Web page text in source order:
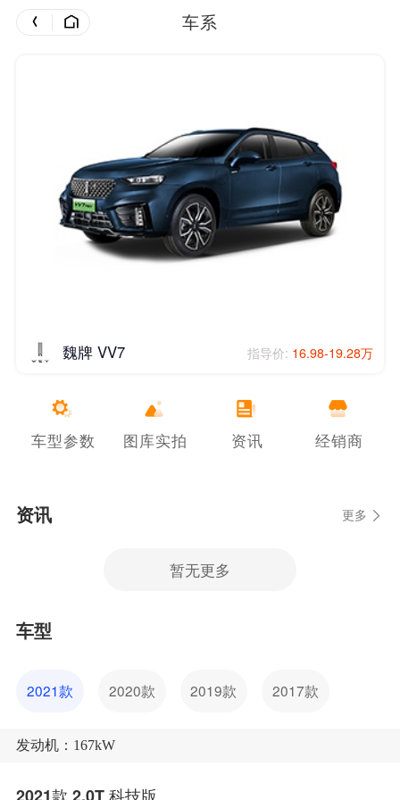
车系
魏牌 VV7 指导价: 16.98-19.28万
车型参数 图库实拍 资讯 经销商
资讯 更多
暂无更多
车型
2021款 2020款 2019款 2017款
发动机：167kW
2021款 2.0T 科技版